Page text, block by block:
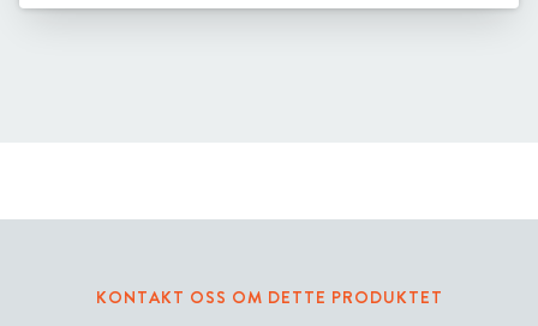
KONTAKT OSS OM DETTE PRODUKTET